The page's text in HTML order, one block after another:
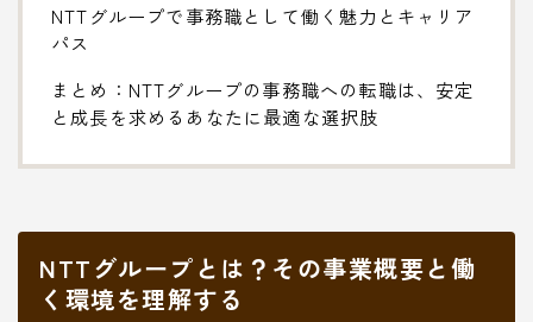
NTTグループで事務職として働く魅力とキャリア
パス
まとめ：NTTグループの事務職への転職は、安定
と成長を求めるあなたに最適な選択肢
NTTグループとは？その事業概要と働
く環境を理解する